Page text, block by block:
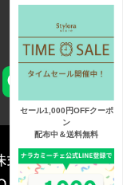
セール1,000円OFFクーポ
ン
配布中＆送料無料